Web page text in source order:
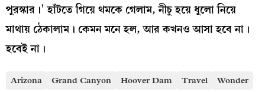
পুরস্কার।’ হাঁটতে গিয়ে থমকে গেলাম, নীচু হয়ে ধুলো নিয়ে
মাথায় ঠেকালাম। কেমন মনে হল, আর কখনও আসা হবে না।
হবেই না।
Arizona Grand Canyon Hoover Dam Travel Wonder